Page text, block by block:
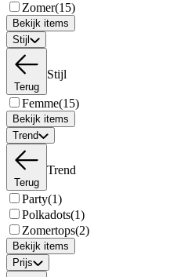
Zomer(15)
Bekijk items
Stijl
Terug
Stijl
Femme(15)
Bekijk items
Trend
Terug
Trend
Party(1)
Polkadots(1)
Zomertops(2)
Bekijk items
Prijs